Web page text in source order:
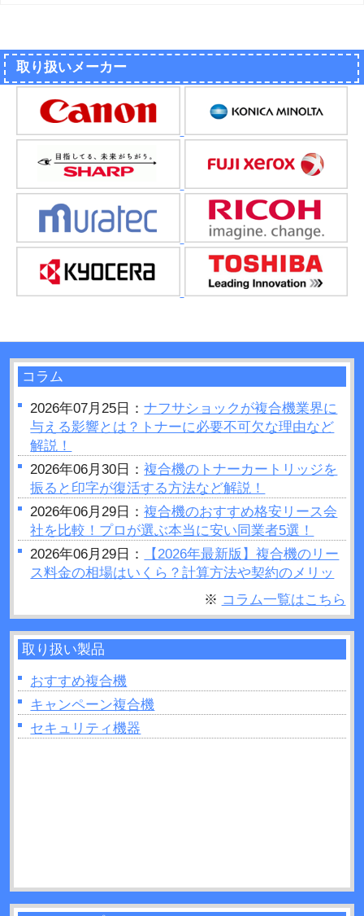
取り扱いメーカー
コラム
2026年07月25日：ナフサショックが複合機業界に
与える影響とは？トナーに必要不可欠な理由など
解説！
2026年06月30日：複合機のトナーカートリッジを
振ると印字が復活する方法など解説！
2026年06月29日：複合機のおすすめ格安リース会
社を比較！プロが選ぶ本当に安い同業者5選！
2026年06月29日：
【2026年最新版】複合機のリー
ス料金の相場はいくら？計算方法や契約のメリッ
2026年06月28日：プリンターの設定が勝手に変わ
るのはなぜ？原因や対処法など解説！
2026年06月26日：複合機で製本はできるの？製本
を行う場合のポイントを紹介！
2026年06月26日：複合機の印刷がうまくいかない
ときは読み取り部分（ガラス面）の掃除をしてみ
よう！
※ コラム一覧はこちら
取り扱い製品
おすすめ複合機
キャンペーン複合機
セキュリティ機器